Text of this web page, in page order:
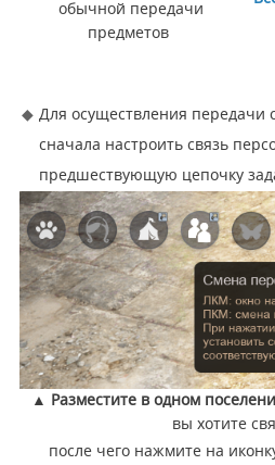
обычной передачи
предметов
Для осуществления передачи
сначала настроить связь
предшествующую цепочку
▲ Разместите в одном
вы хотите
после чего нажмите на